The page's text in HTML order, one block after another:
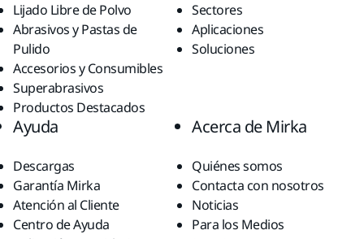
Lijado Libre de Polvo
Abrasivos y Pastas de
Pulido
Accesorios y Consumibles
Superabrasivos
Productos Destacados
Sectores
Aplicaciones
Soluciones
Ayuda
Descargas
Garantía Mirka
Atención al Cliente
Centro de Ayuda
Acerca de Mirka
Quiénes somos
Contacta con nosotros
Noticias
Para los Medios